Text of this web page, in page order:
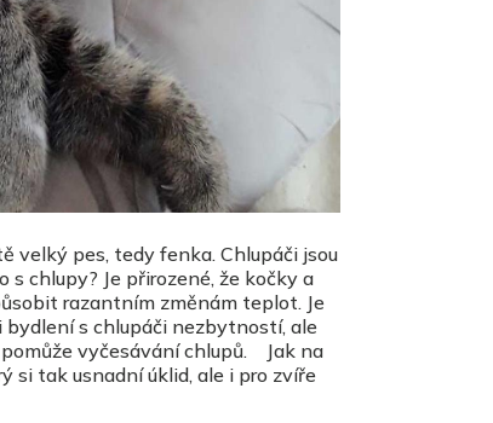
velký pes, tedy fenka. Chlupáči jsou
chlupy? Je přirozené, že kočky a
razantním změnám teplot. Je
s chlupáči nezbytností, ale
vyčesávání chlupů. Jak na
si tak usnadní úklid, ale i pro zvíře